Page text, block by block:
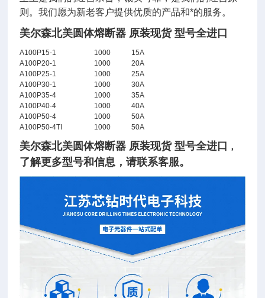
则。我们愿为新老客户提供优质的产品和*的服务。
美尔森北美圆体熔断器 原装现货 型号全进口
A100P15-1 1000
15A
A100P20-1
1000
20A
A100P25-1
1000
25A
A100P30-1
1000
30A
A100P35-4
1000
35A
A100P40-4
1000
40A
A100P50-4
1000
50A
A100P50-4TI
1000 50A
美尔森北美圆体熔断器 原装现货 型号全进口 ，
了解更多型号和信息，请联系客服。